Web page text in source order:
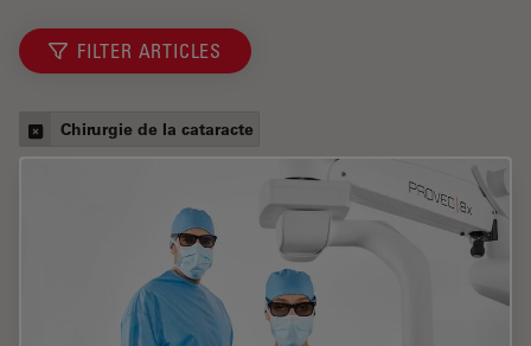
FILTER ARTICLES
Chirurgie de la cataracte